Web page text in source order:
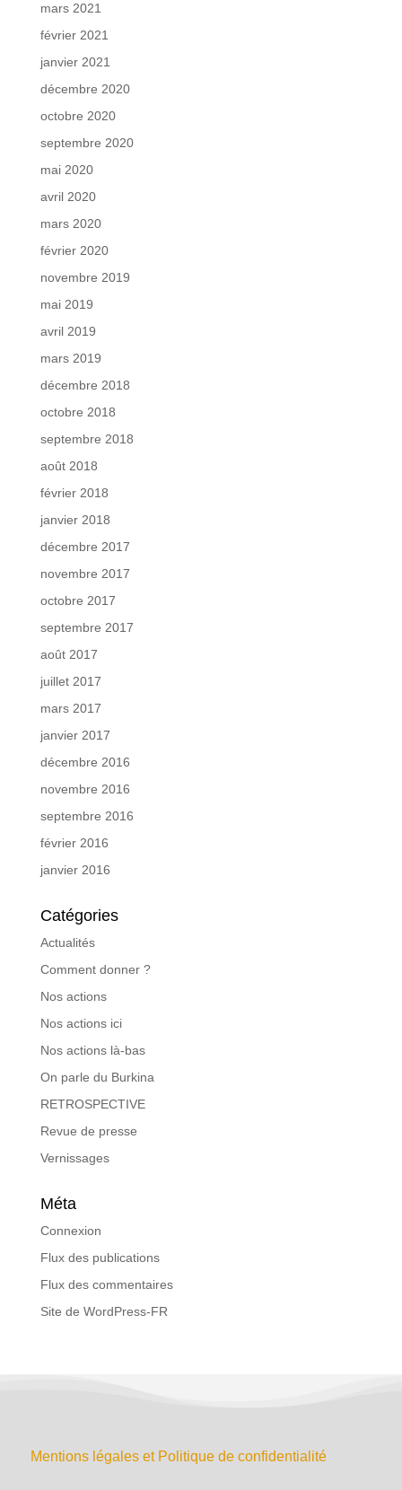
mars 2021
février 2021
janvier 2021
décembre 2020
octobre 2020
septembre 2020
mai 2020
avril 2020
mars 2020
février 2020
novembre 2019
mai 2019
avril 2019
mars 2019
décembre 2018
octobre 2018
septembre 2018
août 2018
février 2018
janvier 2018
décembre 2017
novembre 2017
octobre 2017
septembre 2017
août 2017
juillet 2017
mars 2017
janvier 2017
décembre 2016
novembre 2016
septembre 2016
février 2016
janvier 2016
Catégories
Actualités
Comment donner ?
Nos actions
Nos actions ici
Nos actions là-bas
On parle du Burkina
RETROSPECTIVE
Revue de presse
Vernissages
Méta
Connexion
Flux des publications
Flux des commentaires
Site de WordPress-FR
Mentions légales et Politique de confidentialité